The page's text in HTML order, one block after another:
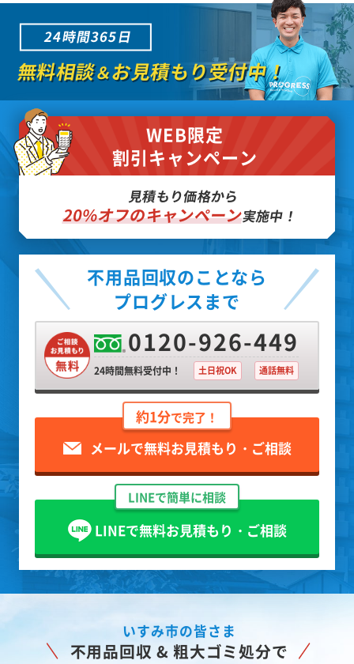
24時間365日
無料相談＆お見積もり受付中！
WEB限定
割引キャンペーン
見積もり価格から
20%オフのキャンペーン実施中！
不用品回収のことなら
プログレスまで
0120-926-449
24時間無料受付中！ 土日祝OK 通話無料
約1分で完了！
メールで無料お見積もり・ご相談
LINEで簡単に相談
LINEで無料お見積もり・ご相談
いすみ市の皆さま
不用品回収 & 粗大ゴミ処分で